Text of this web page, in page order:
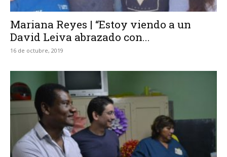
Mariana Reyes | “Estoy viendo a un
David Leiva abrazado con...
16 de octubre, 2019